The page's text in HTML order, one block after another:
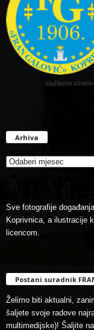
službena
Arhiva
Sve fotografije
Koprivnica, a ilustracije
licencom.
Postani suradnik
Želimo biti aktualni,
šaljete svoje radove
multimedijske)! Šaljite